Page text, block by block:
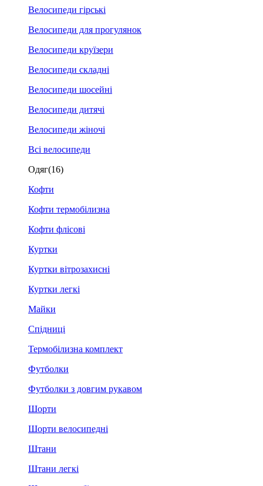
Велосипеди гірські
Велосипеди для прогулянок
Велосипеди круїзери
Велосипеди складні
Велосипеди шосейні
Велосипеди дитячі
Велосипеди жіночі
Всі велосипеди
Одяг(16)
Кофти
Кофти термобілизна
Кофти флісові
Куртки
Куртки вітрозахисні
Куртки легкі
Майки
Спідниці
Термобілизна комплект
Футболки
Футболки з довгим рукавом
Шорти
Шорти велосипедні
Штани
Штани легкі